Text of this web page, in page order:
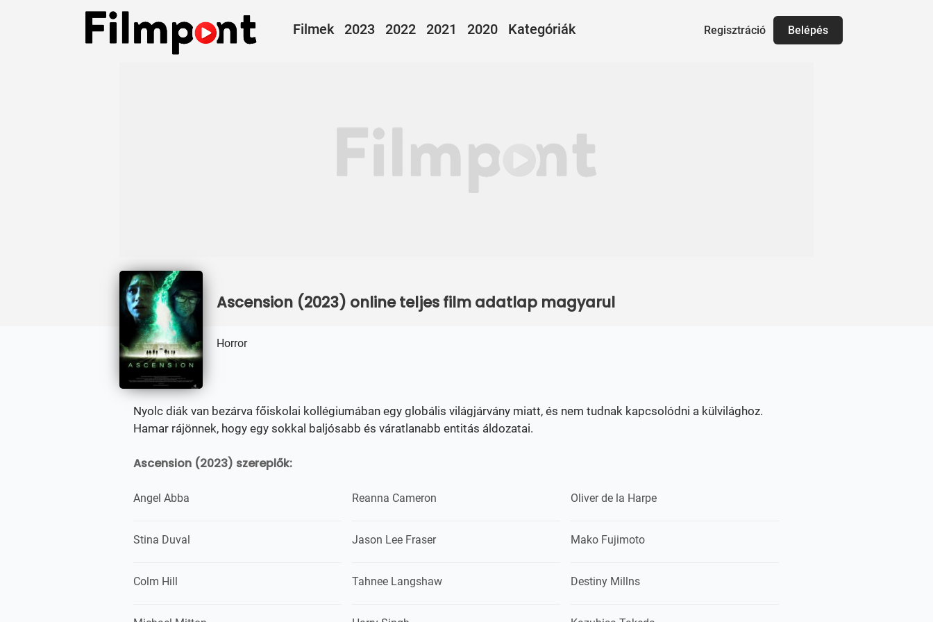
Filmek 2023 2022 2021 2020 Kategóriák Belépés
Regisztráció
Ascension (2023) online teljes film adatlap magyarul
Horror
Nyolc diák van bezárva főiskolai kollégiumában egy globális világjárvány miatt, és nem tudnak kapcsolódni a külvilághoz.
Hamar rájönnek, hogy egy sokkal baljósabb és váratlanabb entitás áldozatai.
Ascension (2023) szereplők:
Angel Abba Reanna Cameron Oliver de la Harpe
Stina Duval Jason Lee Fraser Mako Fujimoto
Colm Hill Tahnee Langshaw Destiny Millns